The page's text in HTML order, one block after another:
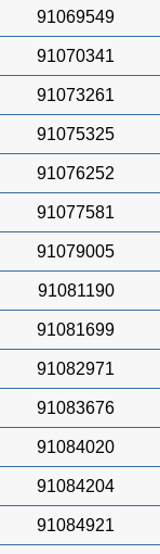
91069549
91070341
91073261
91075325
91076252
91077581
91079005
91081190
91081699
91082971
91083676
91084020
91084204
91084921